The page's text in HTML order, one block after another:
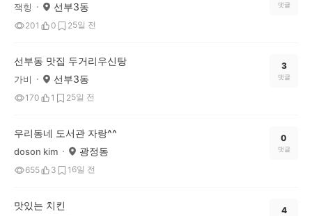
잭힝 선부3동
201 0 25일 전
댓글
선부동 맛집 두거리우신탕
가비 선부3동
170 1 25일 전
3
댓글
우리동네 도서관 자랑^^
doson kim 광정동
655 3 1 6일 전
0
댓글
맛있는 치킨 4